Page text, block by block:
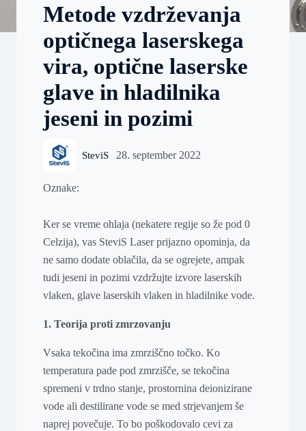
Metode vzdrževanja
optičnega laserskega
vira, optične laserske
glave in hladilnika
jeseni in pozimi
SteviS 28. september 2022
Oznake:
Ker se vreme ohlaja (nekatere regije so že pod 0
Celzija), vas SteviS Laser prijazno opominja, da
ne samo dodate oblačila, da se ogrejete, ampak
tudi jeseni in pozimi vzdržujte izvore laserskih
vlaken, glave laserskih vlaken in hladilnike vode.
1. Teorija proti zmrzovanju
Vsaka tekočina ima zmrziščno točko. Ko
temperatura pade pod zmrzišče, se tekočina
spremeni v trdno stanje, prostornina deionizirane
vode ali destilirane vode se med strjevanjem še
naprej povečuje. To bo poškodovalo cevi za